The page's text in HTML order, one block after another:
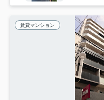
賃貸マンション